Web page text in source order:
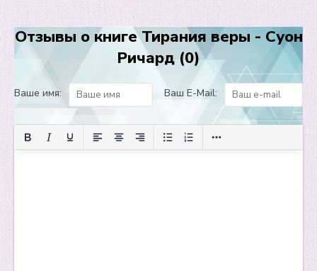
\u0413\u043b\u0430\u0432\u0430 10.
\u0413\u043b\u0430\u0432\u0430 11.
\u0413\u043b\u0430\u0432\u0430 12.
\u0413\u043b\u0430\u0432\u0430 13.
\u0413\u043b\u0430\u0432\u0430 14.
Отзывы о книге Тирания веры - Суон
Ричард (0)
Ваше имя: Ваш E-Mail: